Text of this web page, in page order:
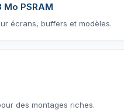
Mo PSRAM
écrans, buffers et modèles.
des montages riches.